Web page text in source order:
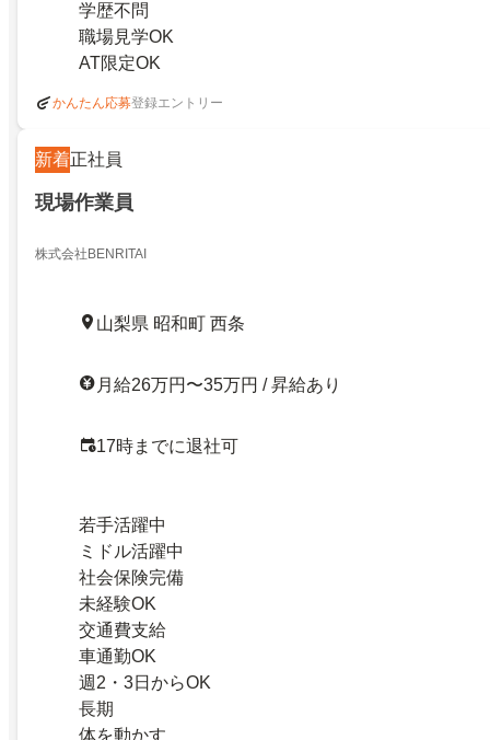
学歴不問
職場見学OK
AT限定OK
かんたん応募登録エントリー
新着正社員
現場作業員
株式会社BENRITAI
山梨県 昭和町 西条
月給26万円〜35万円 / 昇給あり
17時までに退社可
若手活躍中
ミドル活躍中
社会保険完備
未経験OK
交通費支給
車通勤OK
週2・3日からOK
長期
体を動かす